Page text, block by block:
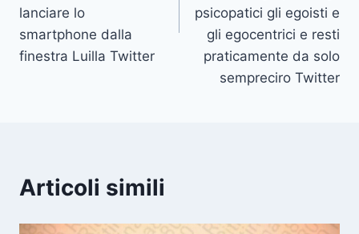
lanciare lo
smartphone dalla
finestra Luilla Twitter
psicopatici gli egoisti e
gli egocentrici e resti
praticamente da solo
sempreciro Twitter
Articoli simili